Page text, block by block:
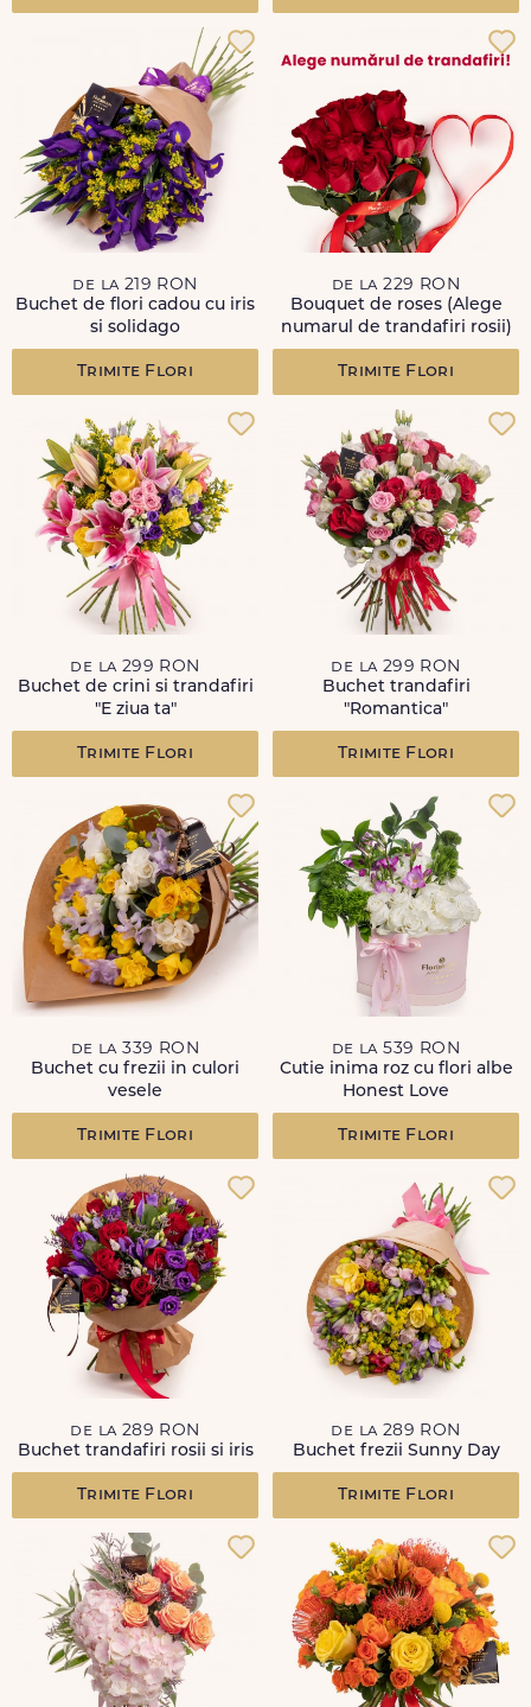
de la 219 RON
Buchet de flori cadou cu iris
si solidago
Trimite Flori
de la 229 RON
Bouquet de roses (Alege
numarul de trandafiri rosii)
Trimite Flori
de la 299 RON
Buchet de crini si trandafiri
"E ziua ta"
Trimite Flori
de la 299 RON
Buchet trandafiri
"Romantica"
Trimite Flori
de la 339 RON
Buchet cu frezii in culori
vesele
Trimite Flori
de la 539 RON
Cutie inima roz cu flori albe
Honest Love
Trimite Flori
de la 289 RON
Buchet trandafiri rosii si iris
Trimite Flori
de la 289 RON
Buchet frezii Sunny Day
Trimite Flori